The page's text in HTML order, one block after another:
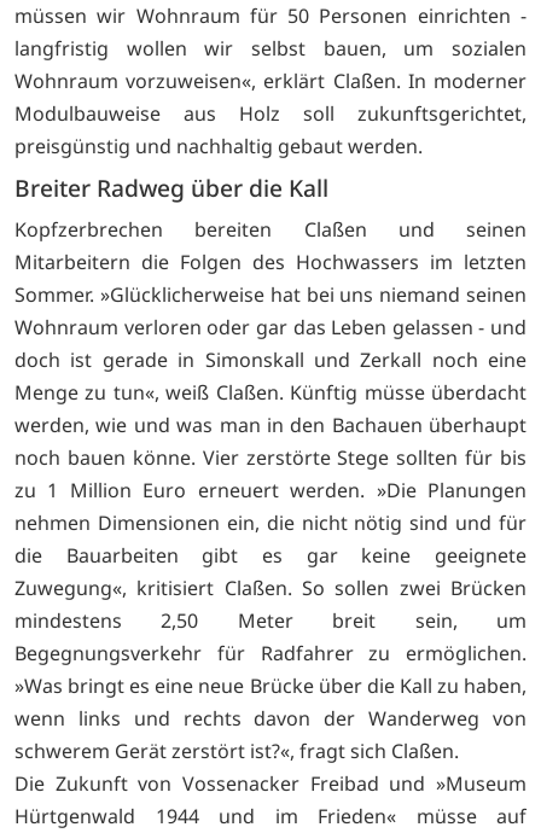
müssen wir Wohnraum für 50 Personen einrichten -
langfristig wollen wir selbst bauen, um sozialen
Wohnraum vorzuweisen«, erklärt Claßen. In moderner
Modulbauweise aus Holz soll zukunftsgerichtet,
preisgünstig und nachhaltig gebaut werden.
Breiter Radweg über die Kall
Kopfzerbrechen bereiten Claßen und seinen
Mitarbeitern die Folgen des Hochwassers im letzten
Sommer. »Glücklicherweise hat bei uns niemand seinen
Wohnraum verloren oder gar das Leben gelassen - und
doch ist gerade in Simonskall und Zerkall noch eine
Menge zu tun«, weiß Claßen. Künftig müsse überdacht
werden, wie und was man in den Bachauen überhaupt
noch bauen könne. Vier zerstörte Stege sollten für bis
zu 1 Million Euro erneuert werden. »Die Planungen
nehmen Dimensionen ein, die nicht nötig sind und für
die Bauarbeiten gibt es gar keine geeignete
Zuwegung«, kritisiert Claßen. So sollen zwei Brücken
mindestens 2,50 Meter breit sein, um
Begegnungsverkehr für Radfahrer zu ermöglichen.
»Was bringt es eine neue Brücke über die Kall zu haben,
wenn links und rechts davon der Wanderweg von
schwerem Gerät zerstört ist?«, fragt sich Claßen.
Die Zukunft von Vossenacker Freibad und »Museum
Hürtgenwald 1944 und im Frieden« müsse auf